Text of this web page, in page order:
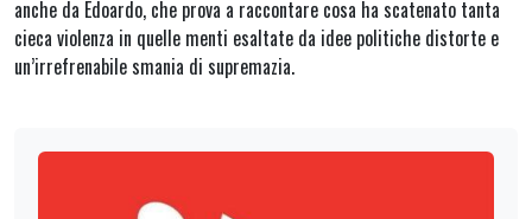
anche da Edoardo, che prova a raccontare cosa ha scatenato tanta
cieca violenza in quelle menti esaltate da idee politiche distorte e
un’irrefrenabile smania di supremazia.